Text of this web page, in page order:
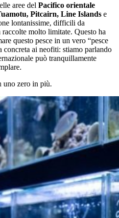
aree del Pacifico orientale
Pitcairn, Line Islands e
lontanissime, difficili da
raccolte molto limitate. Questo ha
questo pesce in un vero “pesce
concreta ai neofiti: stiamo parlando
può tranquillamente
uno zero in più.